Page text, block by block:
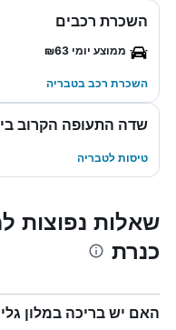
השכרת רכבים
ממוצע יומי ₪63
השכרת רכב בטבריה
שדה התעופה הקרוב
טיסות לטבריה
שאלות נפוצות
כנרת
האם יש בריכה במלון